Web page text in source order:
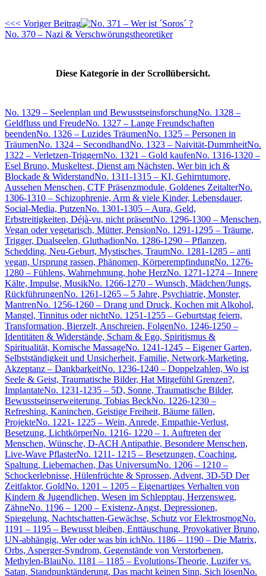
<<< Voriger Beitrag
No. 370 – Nazi & Verschwörungstheoretiker
Diese Kategorie in der Scrollübersicht.
No. 1329 – Seelenplan und BewusstseinsforschungNo. 1328 –
Geldfluss und FreudeNo. 1327 – Lange Freundschaften
beendenNo. 1326 – Luzides TräumenNo. 1325 – Personen in
TräumenNo. 1324 – SecondhandNo. 1323 – Naivität-DummheitNo.
1322 – Verletzen-TriggernNo. 1321 – Gold kaufenNo. 1316-1320 –
Esel Bruno, Muskeltest, Dienst am Nächsten, Wer bin ich &
Blockade & WiderstandNo. 1311-1315 – KI, Gehirntumore,
Aussehen Menschen, CTF Präsenzmodule, Goldenes ZeitalterNo.
1306-1310 – Schizophrenie, Arm & viele Kinder, Lebensdauer,
Social-Media, PutzenNo. 1301-1305 – Aura, Geld,
Erbstreitigkeiten, Déjà-vu, nicht präsentNo. 1296-1300 – Menschen,
Vegan oder vegetarisch, Mütter, PensionNo. 1291-1295 – Träume,
Trigger, Dualseelen, GluthadionNo. 1286-1290 – Pflanzen,
Schedding, Neu-Geburt, Mystisches, TraumNo. 1281-1285 – anti
vegan, Ursprung rassen, Phänomen, KörperempfindungNo. 1276-
1280 – Fühlens, Wahrnehmung, hohe HerzNo. 1271-1274 – Innere
Kälte, Impulse, MusikNo. 1266-1270 – Wunsch, Mädchen/Jungs,
RückführungenNo. 1261-1265 – 5 Jahre, Psychiatrie, Monster,
MantrenNo. 1256-1260 – Drang und Druck, Kochen mit Alkohol,
Mangel, Tinnitus oder nichtNo. 1251-1255 – Geburtstag feiern,
Transformation, Bierzelt, Anschreien, FolgenNo. 1246-1250 –
Identitäten & Widerstände, Scham & Ego, Spiritismus &
Spiritualität, Komische MassageNo. 1241-1245 – Eigener Garten,
Selbstständigkeit und Unsicherheit, Familie, Network-Marketing,
Akzeptanz – DankbarkeitNo. 1236-1240 – Doppelzahlen, Wo ist
Seele & Geist, Traumatische Bilder, Hat Mitgefühl Grenzen?,
ImplantateNo. 1231-1235 – 5D, Sonne, Traumatische Bilder,
Bewusstseinserweiterung, Tobias BeckNo. 1226-1230 –
Refreshing, Kaninchen, Geistige Freiheit, Bäume fällen,
ProjekteNo. 1221- 1225 – Wein, Anrede, Empathie-Verlust,
Besetzung, LichtkörperNo. 1216- 1220 – 1. Auftreten der
Menschen, Wünsche, D-ACH Antipathie, Besondere Menschen,
Live-Wave PflasterNo. 1211- 1215 – Besetzungen, Coaching,
Spaltung, Liebemachen, Das UniversumNo. 1206 – 1210 –
Schockerlebnisse, Hülenfrüchte & Sprossen, Advent, 3D-5D Der
Zeitfaktor, GoldNo. 1201 – 1205 – Eigenartiges Verhalten von
Kindern & Jugendlichen, Wesen im Schlepptau, Herzensweg,
ZähneNo. 1196 – 1200 – Existenz-Angst, Depressionen,
Spiegelung, Nachtschatten-Gewächse, Schutz vor ElektrosmogNo.
1191 – 1195 – Bewusst bleiben, Enttäuschung, Provokativer Bruno,
UN-abhängig, Wer oder was bin ichNo. 1186 – 1190 – Die Matrix,
Orbs, Asperger-Syndrom, Gegenstände von Verstorbenen,
Methylen-BlauNo. 1181 – 1185 – Evolutions-Theorie, Luzifer vs.
Satan, Standpunktänderung, Das macht keinen Sinn, Sich lösenNo.